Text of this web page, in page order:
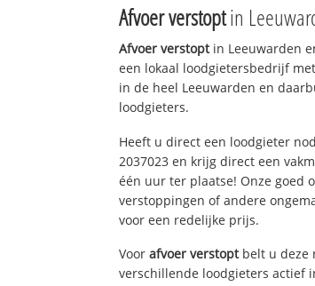
Afvoer verstoptin
Afvoer verstoptin Leeuwarden
een lokaal loodgietersbedrijf
in de heel Leeuwarden en
loodgieters.
Heeft u direct een loodgieter
2037023 en krijg direct een
één uur ter plaatse! Onze goed
verstoppingen of andere
voor een redelijke prijs.
Voorafvoer verstoptbelt u deze
verschillende loodgieters actief